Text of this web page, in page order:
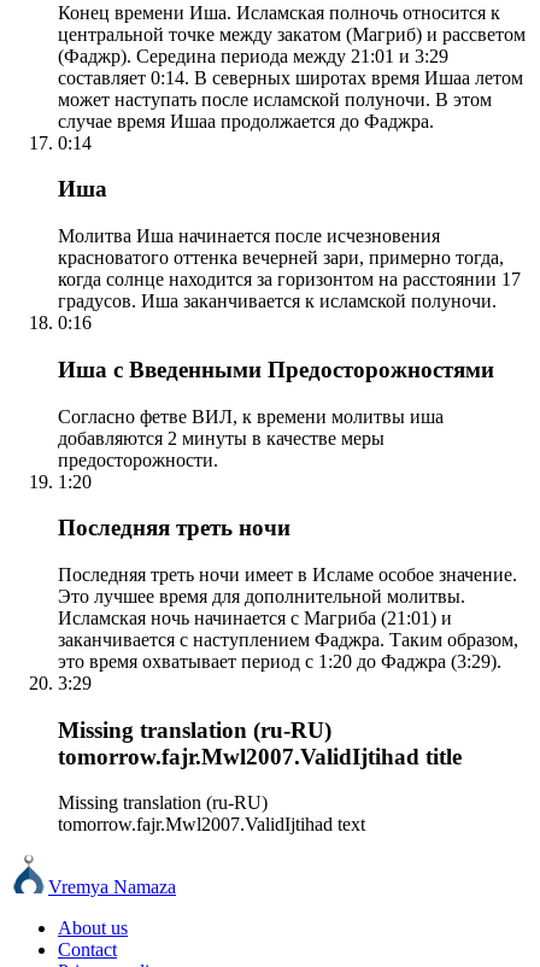
Конец времени Иша. Исламская полночь относится к
центральной точке между закатом (Магриб) и рассветом
(Фаджр). Середина периода между 21:01 и 3:29
составляет 0:14. В северных широтах время Ишаа летом
может наступать после исламской полуночи. В этом
случае время Ишаа продолжается до Фаджра.
0:14
Иша
Молитва Иша начинается после исчезновения
красноватого оттенка вечерней зари, примерно тогда,
когда солнце находится за горизонтом на расстоянии 17
градусов. Иша заканчивается к исламской полуночи.
0:16
Иша с Введенными Предосторожностями
Согласно фетве ВИЛ, к времени молитвы иша
добавляются 2 минуты в качестве меры
предосторожности.
1:20
Последняя треть ночи
Последняя треть ночи имеет в Исламе особое значение.
Это лучшее время для дополнительной молитвы.
Исламская ночь начинается с Магриба (21:01) и
заканчивается с наступлением Фаджра. Таким образом,
это время охватывает период с 1:20 до Фаджра (3:29).
3:29
Missing translation (ru-RU)
tomorrow.fajr.Mwl2007.ValidIjtihad title
Missing translation (ru-RU)
tomorrow.fajr.Mwl2007.ValidIjtihad text
Vremya Namaza
About us
Contact